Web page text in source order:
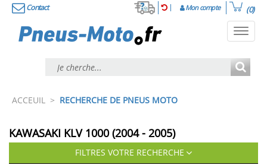
Contact Mon compte (0)
ACCEUIL > RECHERCHE DE PNEUS MOTO
KAWASAKI KLV 1000 (2004 - 2005)
FILTRES VOTRE RECHERCHE